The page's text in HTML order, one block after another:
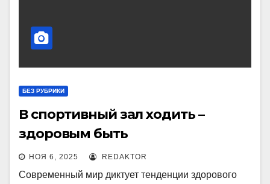
БЕЗ РУБРИКИ
В спортивный зал ходить –
здоровым быть
НОЯ 6, 2025 REDAKTOR
Современный мир диктует тенденции здорового